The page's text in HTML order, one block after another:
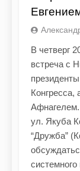
В четверг
встреча с
Афнагелем.
ул. Якуба
“Дружба”